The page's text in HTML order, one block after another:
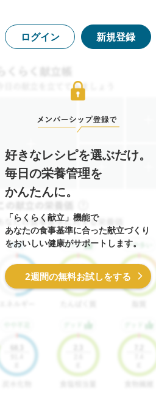
ログイン 新規登録
好きなレシピを選ぶだけ。
毎日の栄養管理を
かんたんに。
「らくらく献立」機能で
あなたの食事基準に合った献立づくり
をおいしい健康がサポートします。
2週間の無料お試しをする